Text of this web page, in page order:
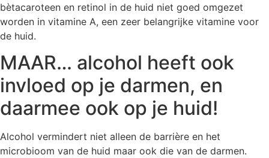
bètacaroteen en retinol in de huid niet goed omgezet
worden in vitamine A, een zeer belangrijke vitamine voor
de huid.
MAAR… alcohol heeft ook
invloed op je darmen, en
daarmee ook op je huid!
Alcohol vermindert niet alleen de barrière en het
microbioom van de huid maar ook die van de darmen.